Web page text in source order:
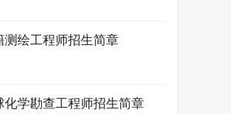
测绘工程师招生简章
化学勘查工程师招生简章